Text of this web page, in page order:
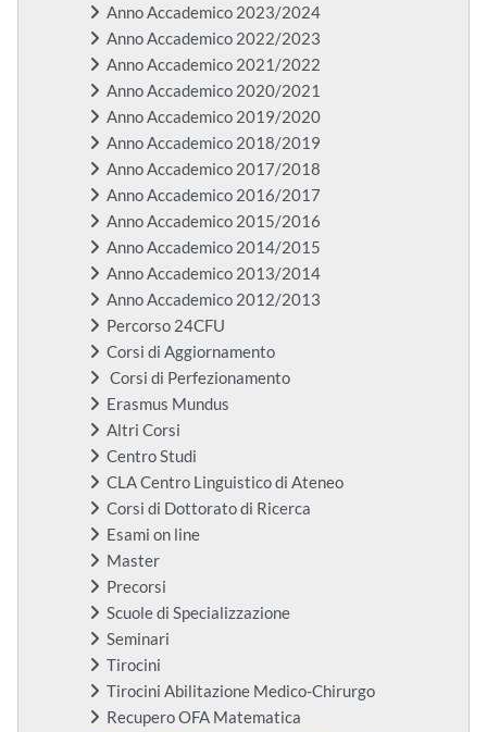
Anno Accademico 2023/2024
Anno Accademico 2022/2023
Anno Accademico 2021/2022
Anno Accademico 2020/2021
Anno Accademico 2019/2020
Anno Accademico 2018/2019
Anno Accademico 2017/2018
Anno Accademico 2016/2017
Anno Accademico 2015/2016
Anno Accademico 2014/2015
Anno Accademico 2013/2014
Anno Accademico 2012/2013
Percorso 24CFU
Corsi di Aggiornamento
Corsi di Perfezionamento
Erasmus Mundus
Altri Corsi
Centro Studi
CLA Centro Linguistico di Ateneo
Corsi di Dottorato di Ricerca
Esami on line
Master
Precorsi
Scuole di Specializzazione
Seminari
Tirocini
Tirocini Abilitazione Medico-Chirurgo
Recupero OFA Matematica